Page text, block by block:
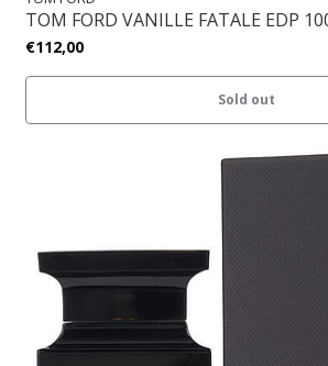
TOM FORD VANILLE FATALE EDP
€112,00
Sold out